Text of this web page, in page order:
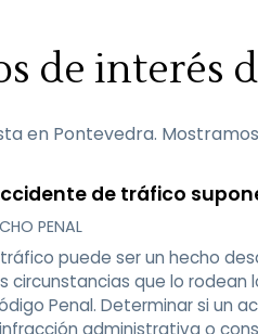
de interés
en Pontevedra.
de tráfico
PENAL
puede ser un hecho
circunstancias que lo rodean
Penal. Determinar si un
administrativa o